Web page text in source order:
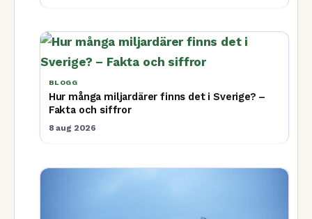
BLOGG
Hur många miljardärer finns det i Sverige? –
Fakta och siffror
8 aug 2026